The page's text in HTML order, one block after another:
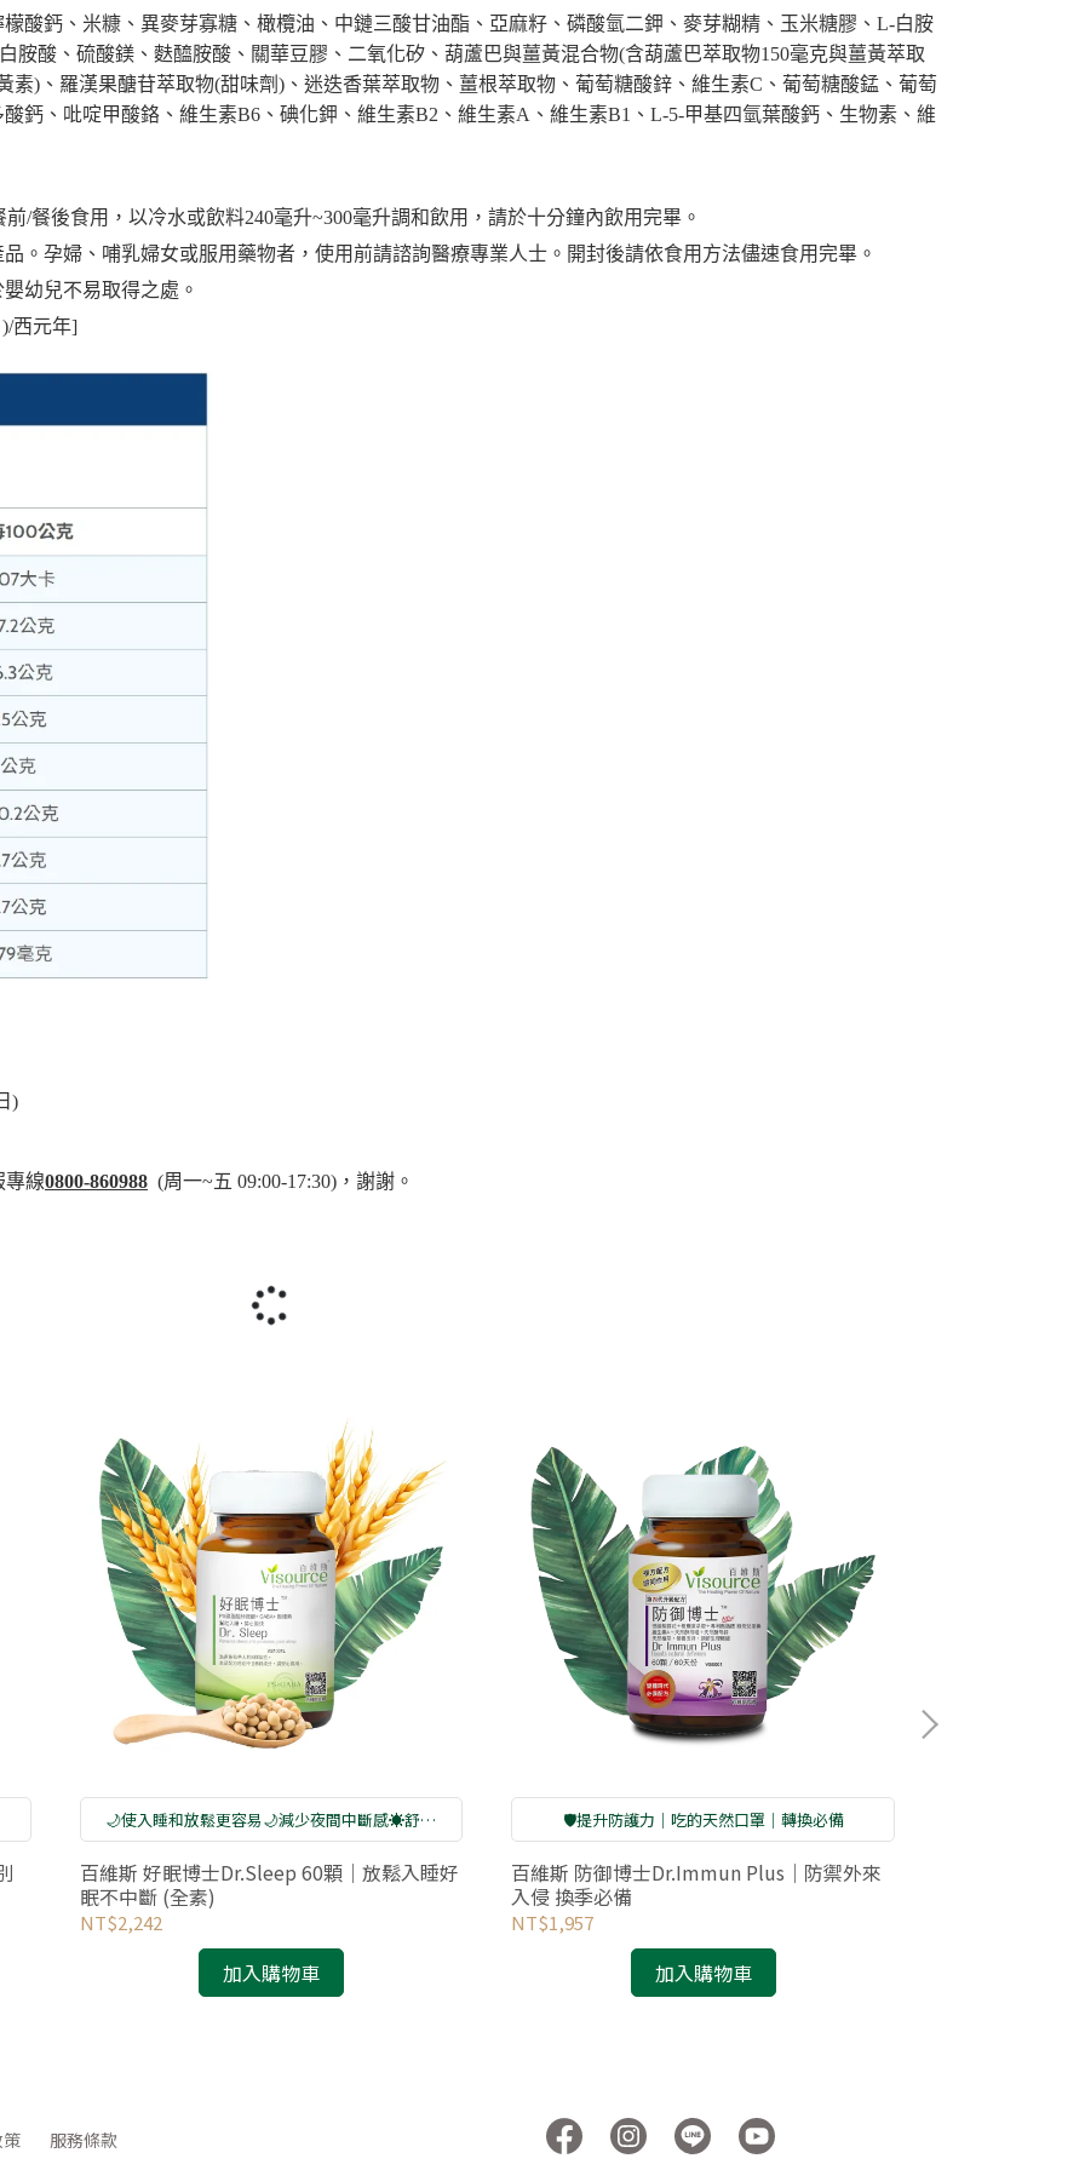
酸鈣、米糠、異麥芽寡糖、橄欖油、中鏈三酸甘油酯、亞麻籽、磷酸氫二鉀、麥芽糊精、玉米糖膠、L-白胺
胺酸、硫酸鎂、麩醯胺酸、關華豆膠、二氧化矽、葫蘆巴與薑黃混合物(含葫蘆巴萃取物150毫克與薑黃萃取
素)、羅漢果醣苷萃取物(甜味劑)、迷迭香葉萃取物、薑根萃取物、葡萄糖酸鋅、維生素C、葡萄糖酸錳、葡萄
鈣、吡啶甲酸鉻、維生素B6、碘化鉀、維生素B2、維生素A、維生素B1、L-5-甲基四氫葉酸鈣、生物素、維
/餐後食用，以冷水或飲料240毫升~300毫升調和飲用，請於十分鐘內飲用完畢。
。孕婦、哺乳婦女或服用藥物者，使用前請諮詢醫療專業人士。開封後請依食用方法儘速食用完畢。
幼兒不易取得之處。
西元年]
)
線0800-860988 (周一~五 09:00-17:30)，謝謝。
🌙使入睡和放鬆更容易🌙減少夜間中斷感☀️舒緩
白天緊張節奏
百維斯 好眠博士Dr.Sleep 60顆｜放鬆入睡好
眠不中斷 (全素)
NT$2,242
加入購物車
🛡️提升防護力｜吃的天然口罩｜轉換必備
百維斯 防御博士Dr.Immun Plus｜防禦外來
入侵 換季必備
NT$1,957
加入購物車
服務條款